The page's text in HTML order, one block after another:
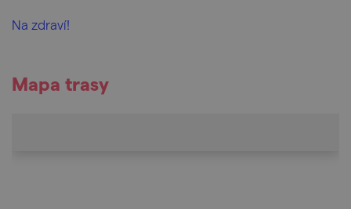
Na zdraví!
Mapa trasy